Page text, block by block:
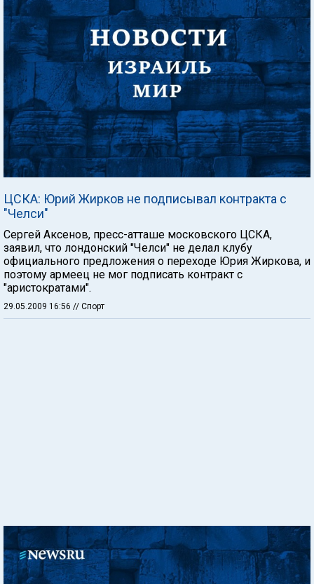
ЦСКА: Юрий Жирков не подписывал контракта с
"Челси"
Сергей Аксенов, пресс-атташе московского ЦСКА,
заявил, что лондонский "Челси" не делал клубу
официального предложения о переходе Юрия Жиркова, и
поэтому армеец не мог подписать контракт с
"аристократами".
29.05.2009 16:56 // Спорт